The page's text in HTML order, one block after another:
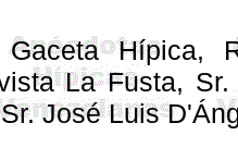
Gaceta Hípica,
La Fusta,
José Luis